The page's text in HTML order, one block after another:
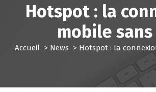
Hotspot : la
mobile
Accueil> News > Hotspot : la